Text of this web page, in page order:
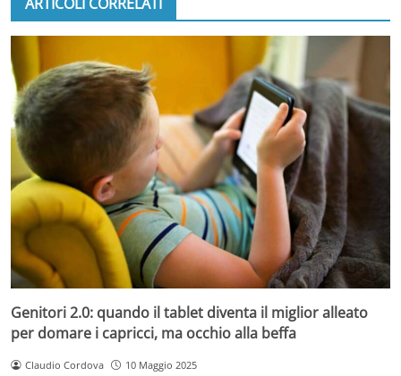
Genitori 2.0: quando il tablet diventa il miglior alleato
per domare i capricci, ma occhio alla beffa
Claudio Cordova 10 Maggio 2025